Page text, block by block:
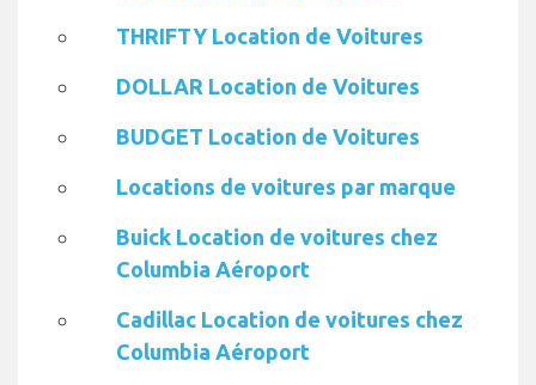
THRIFTY Location de Voitures
DOLLAR Location de Voitures
BUDGET Location de Voitures
Locations de voitures par marque
Buick Location de voitures chez
Columbia Aéroport
Cadillac Location de voitures chez
Columbia Aéroport